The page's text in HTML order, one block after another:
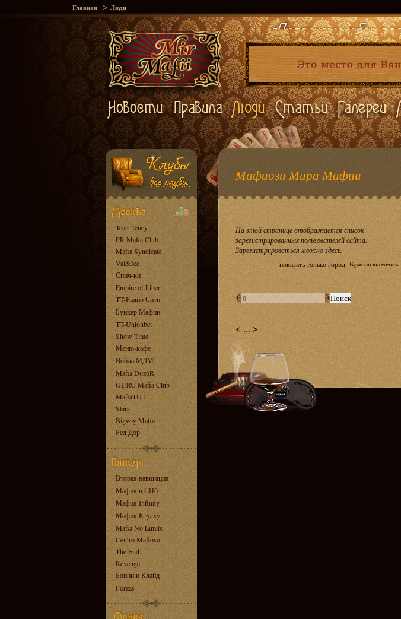
Главная -> Люди
Teatr Teney
PR Mafia Club
Mafia Syndicate
Val&Jee
Спич-ки
Empire of Liber
TT-Радио Сити
Бункер Мафии
TT-Unionbet
Show Time
Меню-кафе
Вобла МДМ
Mafia DozoR
GURU Mafia Club
MafiaTUT
Stars
Bigwig Mafia
Ред Дор
Вторая навигация
Мафия в СПб
Мафия Infinity
Мафия Ктулху
Mafia No Limits
Centro Mafioso
The End
Revenge
Бонни и Клайд
Forzas
Мафиози Мира Мафии
На этой странице отображается список
зарегистрированных пользователей сайта.
Зарегистрироваться можноздесь.
показать только город Краснознаменск
< ... >